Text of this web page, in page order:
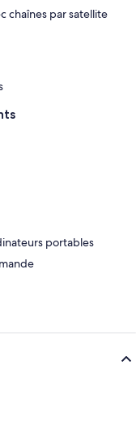
chaînes par satellite
portables